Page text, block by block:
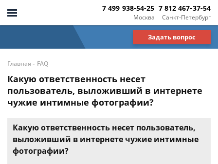
Москва
7 499 938-54-25
Санкт-Петербург
7 812 467-37-54
Задать вопрос
Главная - FAQ
Какую ответственность несет
пользователь, выложивший в интернете
чужие интимные фотографии?
Какую ответственность несет пользователь,
выложивший в интернете чужие интимные
фотографии?